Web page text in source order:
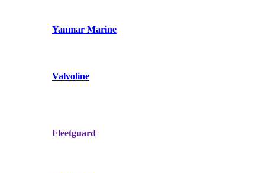
Yanmar Marine
Valvoline
Fleetguard